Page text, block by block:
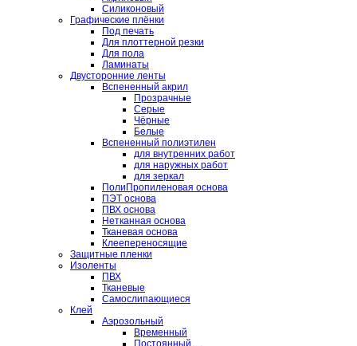
Силиконовый
Графические плёнки
Под печать
Для плоттерной резки
Для пола
Ламинаты
Двусторонние ленты
Вспененный акрил
Прозрачные
Серые
Чёрные
Белые
Вспененный полиэтилен
для внутренних работ
для наружных работ
для зеркал
ПолиПропиленовая основа
ПЭТ основа
ПВХ основа
Нетканная основа
Тканевая основа
Клеепереносящие
Защитные пленки
Изоленты
ПВХ
Тканевые
Самослипающиеся
Клей
Аэрозольный
Временный
Постоянный